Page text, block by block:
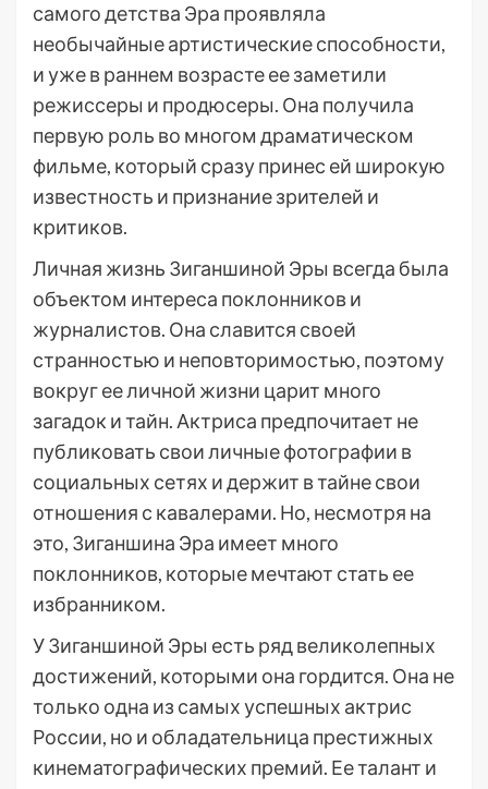
самого детства Эра проявляла
необычайные артистические способности,
и уже в раннем возрасте ее заметили
режиссеры и продюсеры. Она получила
первую роль во многом драматическом
фильме, который сразу принес ей широкую
известность и признание зрителей и
критиков.
Личная жизнь Зиганшиной Эры всегда была
объектом интереса поклонников и
журналистов. Она славится своей
странностью и неповторимостью, поэтому
вокруг ее личной жизни царит много
загадок и тайн. Актриса предпочитает не
публиковать свои личные фотографии в
социальных сетях и держит в тайне свои
отношения с кавалерами. Но, несмотря на
это, Зиганшина Эра имеет много
поклонников, которые мечтают стать ее
избранником.
У Зиганшиной Эры есть ряд великолепных
достижений, которыми она гордится. Она не
только одна из самых успешных актрис
России, но и обладательница престижных
кинематографических премий. Ее талант и